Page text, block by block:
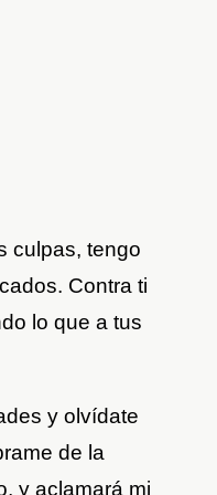
culpas, tengo
Contra ti
lo que a tus
y olvídate
de la
y aclamará mi